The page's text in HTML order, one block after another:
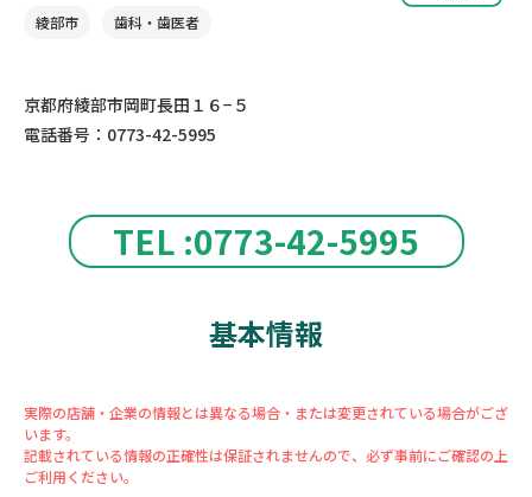
TEL :0773-42-5995
綾部市 歯科・歯医者
京都府綾部市岡町長田１６−５
電話番号：0773-42-5995
基本情報
実際の店舗・企業の情報とは異なる場合・または変更されている場合がござ
います。
記載されている情報の正確性は保証されませんので、必ず事前にご確認の上
ご利用ください。